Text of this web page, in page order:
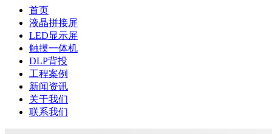
首页
液晶拼接屏
LED显示屏
触摸一体机
DLP背投
工程案例
新闻资讯
关于我们
联系我们